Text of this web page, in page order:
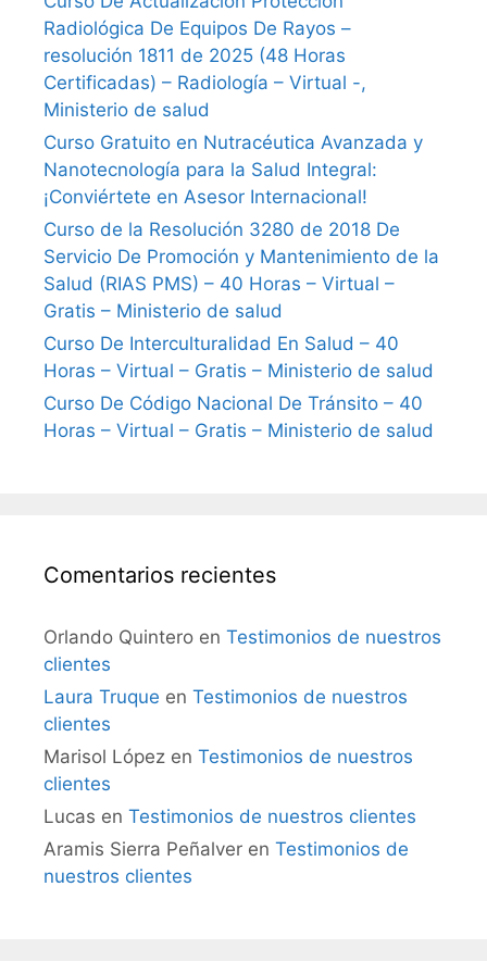
Radiológica De Equipos De Rayos –
resolución 1811 de 2025 (48 Horas
Certificadas) – Radiología – Virtual -,
Ministerio de salud
Curso Gratuito en Nutracéutica Avanzada y
Nanotecnología para la Salud Integral:
¡Conviértete en Asesor Internacional!
Curso de la Resolución 3280 de 2018 De
Servicio De Promoción y Mantenimiento de la
Salud (RIAS PMS) – 40 Horas – Virtual –
Gratis – Ministerio de salud
Curso De Interculturalidad En Salud – 40
Horas – Virtual – Gratis – Ministerio de salud
Curso De Código Nacional De Tránsito – 40
Horas – Virtual – Gratis – Ministerio de salud
Comentarios recientes
Orlando Quintero en Testimonios de nuestros
clientes
Laura Truque en Testimonios de nuestros
clientes
Marisol López en Testimonios de nuestros
clientes
Lucas en Testimonios de nuestros clientes
Aramis Sierra Peñalver en Testimonios de
nuestros clientes